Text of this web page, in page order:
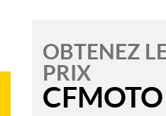
OBTENEZ
PRIX
CFMOTO